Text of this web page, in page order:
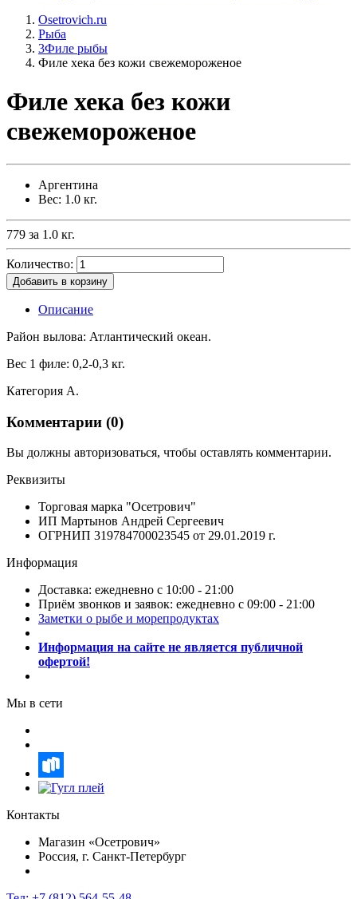
Osetrovich.ru
Рыба
3Филе рыбы
Филе хека без кожи свежемороженое
Филе хека без кожи
свежемороженое
Аргентина
Вес: 1.0 кг.
779 за 1.0 кг.
Количество:
Добавить в корзину
Описание
Район вылова: Атлантический океан.
Вес 1 филе: 0,2-0,3 кг.
Категория А.
Комментарии (0)
Вы должны авторизоваться, чтобы оставлять комментарии.
Реквизиты
Торговая марка "Осетрович"
ИП Мартынов Андрей Сергеевич
ОГРНИП 319784700023545 от 29.01.2019 г.
Информация
Доставка: ежедневно с 10:00 - 21:00
Приём звонков и заявок: ежедневно с 09:00 - 21:00
Заметки о рыбе и морепродуктах
Информация на сайте не является публичной
офертой!
Мы в сети
Контакты
Магазин «Осетрович»
Россия, г. Санкт-Петербург